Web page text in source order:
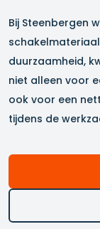
Bij Steenbergen
duurzaamheid,
niet alleen voor
ook voor een
tijdens de